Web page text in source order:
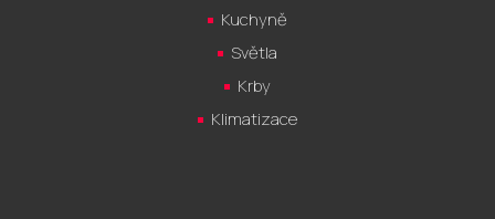
Kuchyně
Světla
Krby
Klimatizace